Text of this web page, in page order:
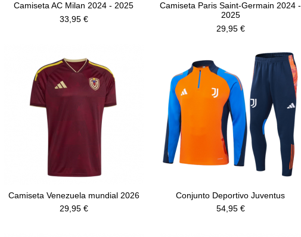
Camiseta AC Milan 2024 - 2025
33,95 €
Camiseta Paris Saint-Germain 2024 -
2025
29,95 €
Camiseta Venezuela mundial 2026
29,95 €
Conjunto Deportivo Juventus
54,95 €